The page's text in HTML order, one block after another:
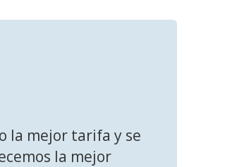
la mejor tarifa y se
la mejor